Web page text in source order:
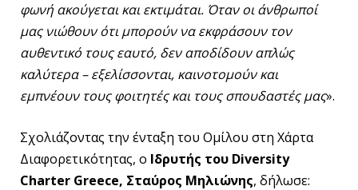
φωνή ακούγεται και εκτιμάται. Όταν οι άνθρωποί
μας νιώθουν ότι μπορούν να εκφράσουν τον
αυθεντικό τους εαυτό, δεν αποδίδουν απλώς
καλύτερα – εξελίσσονται, καινοτομούν και
εμπνέουν τους φοιτητές και τους σπουδαστές μας».
Σχολιάζοντας την ένταξη του Ομίλου στη Χάρτα
Διαφορετικότητας, ο Ιδρυτής του Diversity
Charter Greece, Σταύρος Μηλιώνης, δήλωσε: